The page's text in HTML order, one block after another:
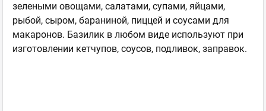
зелеными овощами, салатами, супами, яйцами,
рыбой, сыром, бараниной, пиццей и соусами для
макаронов. Базилик в любом виде используют при
изготовлении кетчупов, соусов, подливок, заправок.